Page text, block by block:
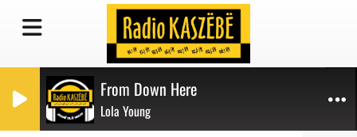
From Down Here
Lola Young